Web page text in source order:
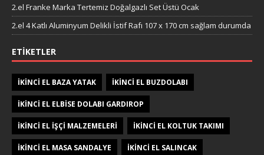
2.el Franke Marka Tertemiz Doğalgazlı Set Üstü Ocak
2.el 4 Katlı Aluminyum Delikli İstif Rafı 107 x 170 cm sağlam durumda
ETIKETLER
IKINCI EL BAZA YATAK IKINCI EL BUZDOLABI
IKINCI EL ELBISE DOLABI GARDIROP
IKINCI EL IŞÇI MALZEMELERI IKINCI EL KOLTUK TAKIMI
IKINCI EL MASA SANDALYE IKINCI EL SALINCAK